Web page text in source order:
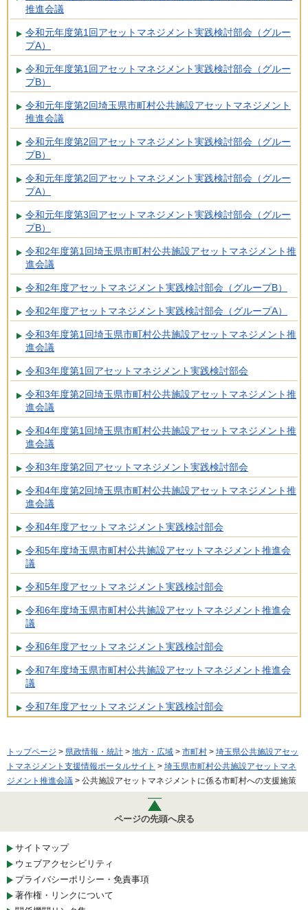
推進会議
令和元年度第1回アセットマネジメント実践検討部会（グルー
プA）
令和元年度第1回アセットマネジメント実践検討部会（グルー
プB）
令和元年度第2回埼玉県市町村公共施設アセットマネジメント
推進会議
令和元年度第2回アセットマネジメント実践検討部会（グルー
プB）
令和元年度第2回アセットマネジメント実践検討部会（グルー
プA）
令和元年度第3回アセットマネジメント実践検討部会（グルー
プB）
令和2年度第1回埼玉県市町村公共施設アセットマネジメント推
進会議
令和2年度アセットマネジメント実践検討部会（グループB）
令和2年度アセットマネジメント実践検討部会（グループA）
令和3年度第1回埼玉県市町村公共施設アセットマネジメント推
進会議
令和3年度第1回アセットマネジメント実践検討部会
令和3年度第2回埼玉県市町村公共施設アセットマネジメント推
進会議
令和4年度第1回埼玉県市町村公共施設アセットマネジメント推
進会議
令和3年度第2回アセットマネジメント実践検討部会
令和4年度第2回埼玉県市町村公共施設アセットマネジメント推
進会議
令和4年度アセットマネジメント実践検討部会
令和5年度埼玉県市町村公共施設アセットマネジメント推進会
議
令和5年度アセットマネジメント実践検討部会
令和6年度埼玉県市町村公共施設アセットマネジメント推進会
議
令和6年度アセットマネジメント実践検討部会
令和7年度埼玉県市町村公共施設アセットマネジメント推進会
議
令和7年度アセットマネジメント実践検討部会
トップページ > 県政情報・統計 > 地方・広域 > 市町村 > 埼玉県公共施設アセッ
トマネジメント支援情報ポータルサイト > 埼玉県市町村公共施設アセットマネ
ジメント推進会議 > 公共施設アセットマネジメントに係る市町村への支援施策
ページの先頭へ戻る
サイトマップ
ウェブアクセシビリティ
プライバシーポリシー・免責事項
著作権・リンクについて